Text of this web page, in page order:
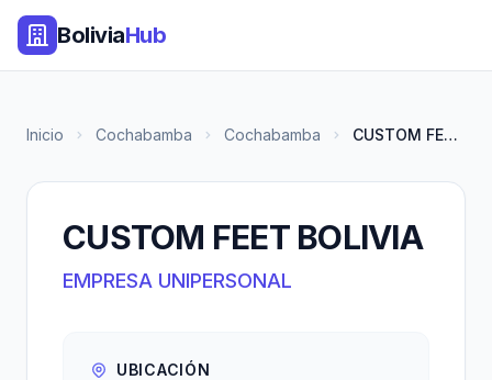
BoliviaHub
Inicio Cochabamba Cochabamba CUSTOM FEET BOLIVIA
CUSTOM FEET BOLIVIA
EMPRESA UNIPERSONAL
UBICACIÓN